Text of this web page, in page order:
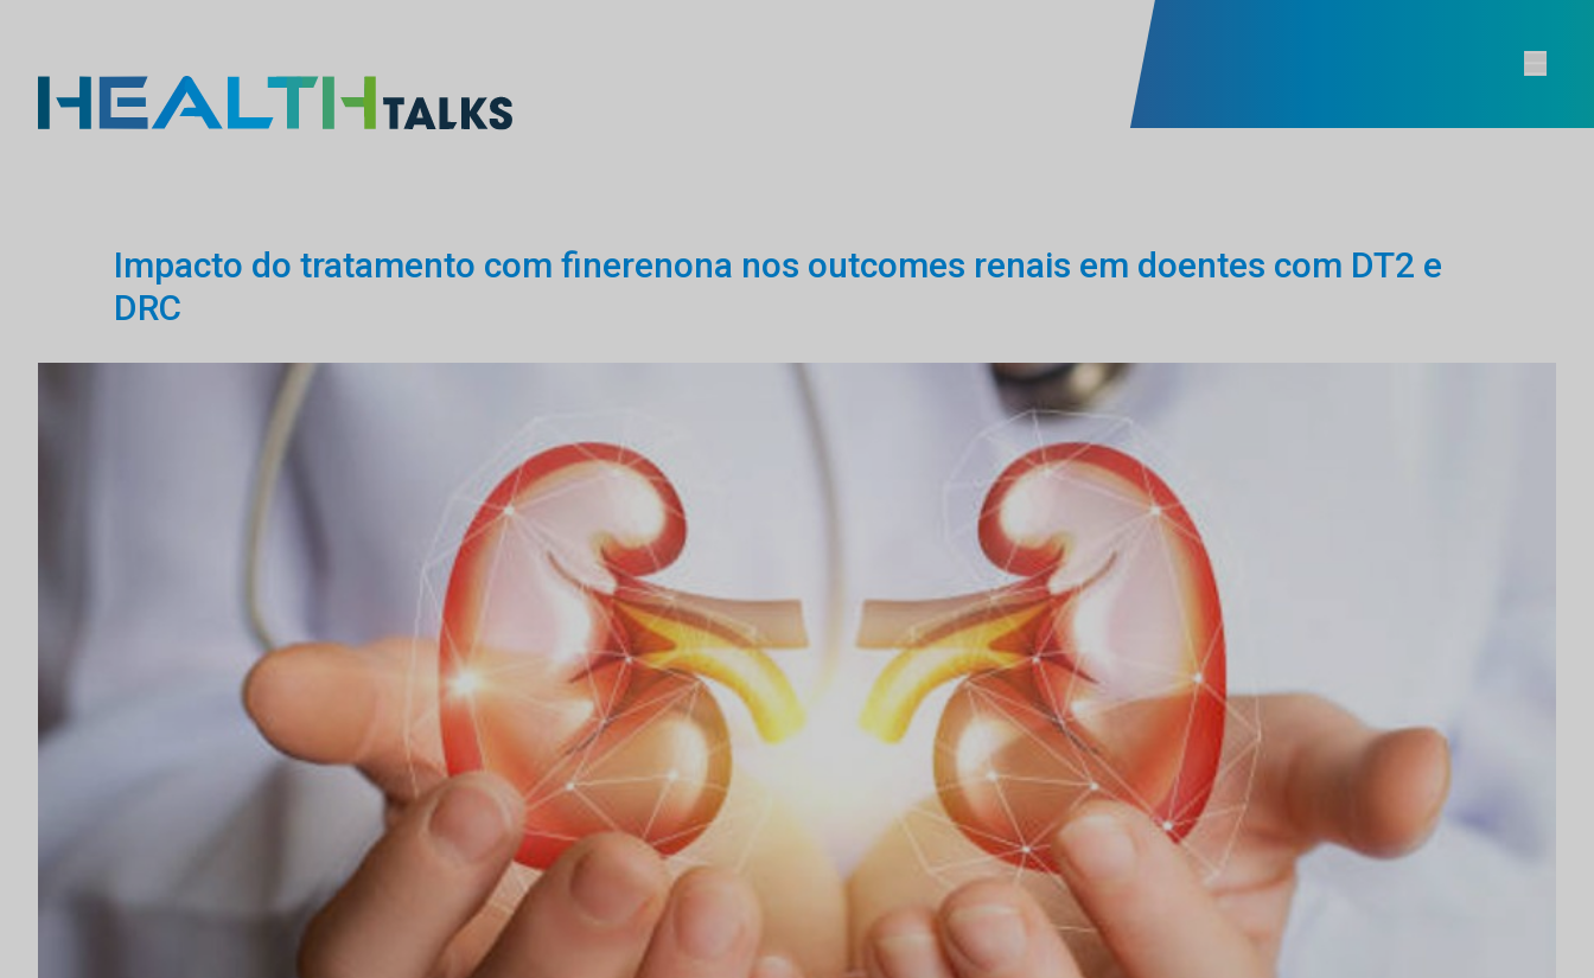
Impacto do tratamento com finerenona nos outcomes renais em doentes com DT2 e
DRC